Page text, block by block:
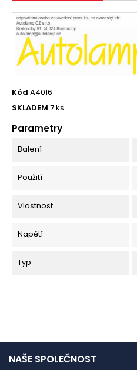
Kód A4016
SKLADEM 7 ks
Parametry
Balení
Použití
Vlastnost
Napětí
Typ
NAŠE SPOLEČNOST